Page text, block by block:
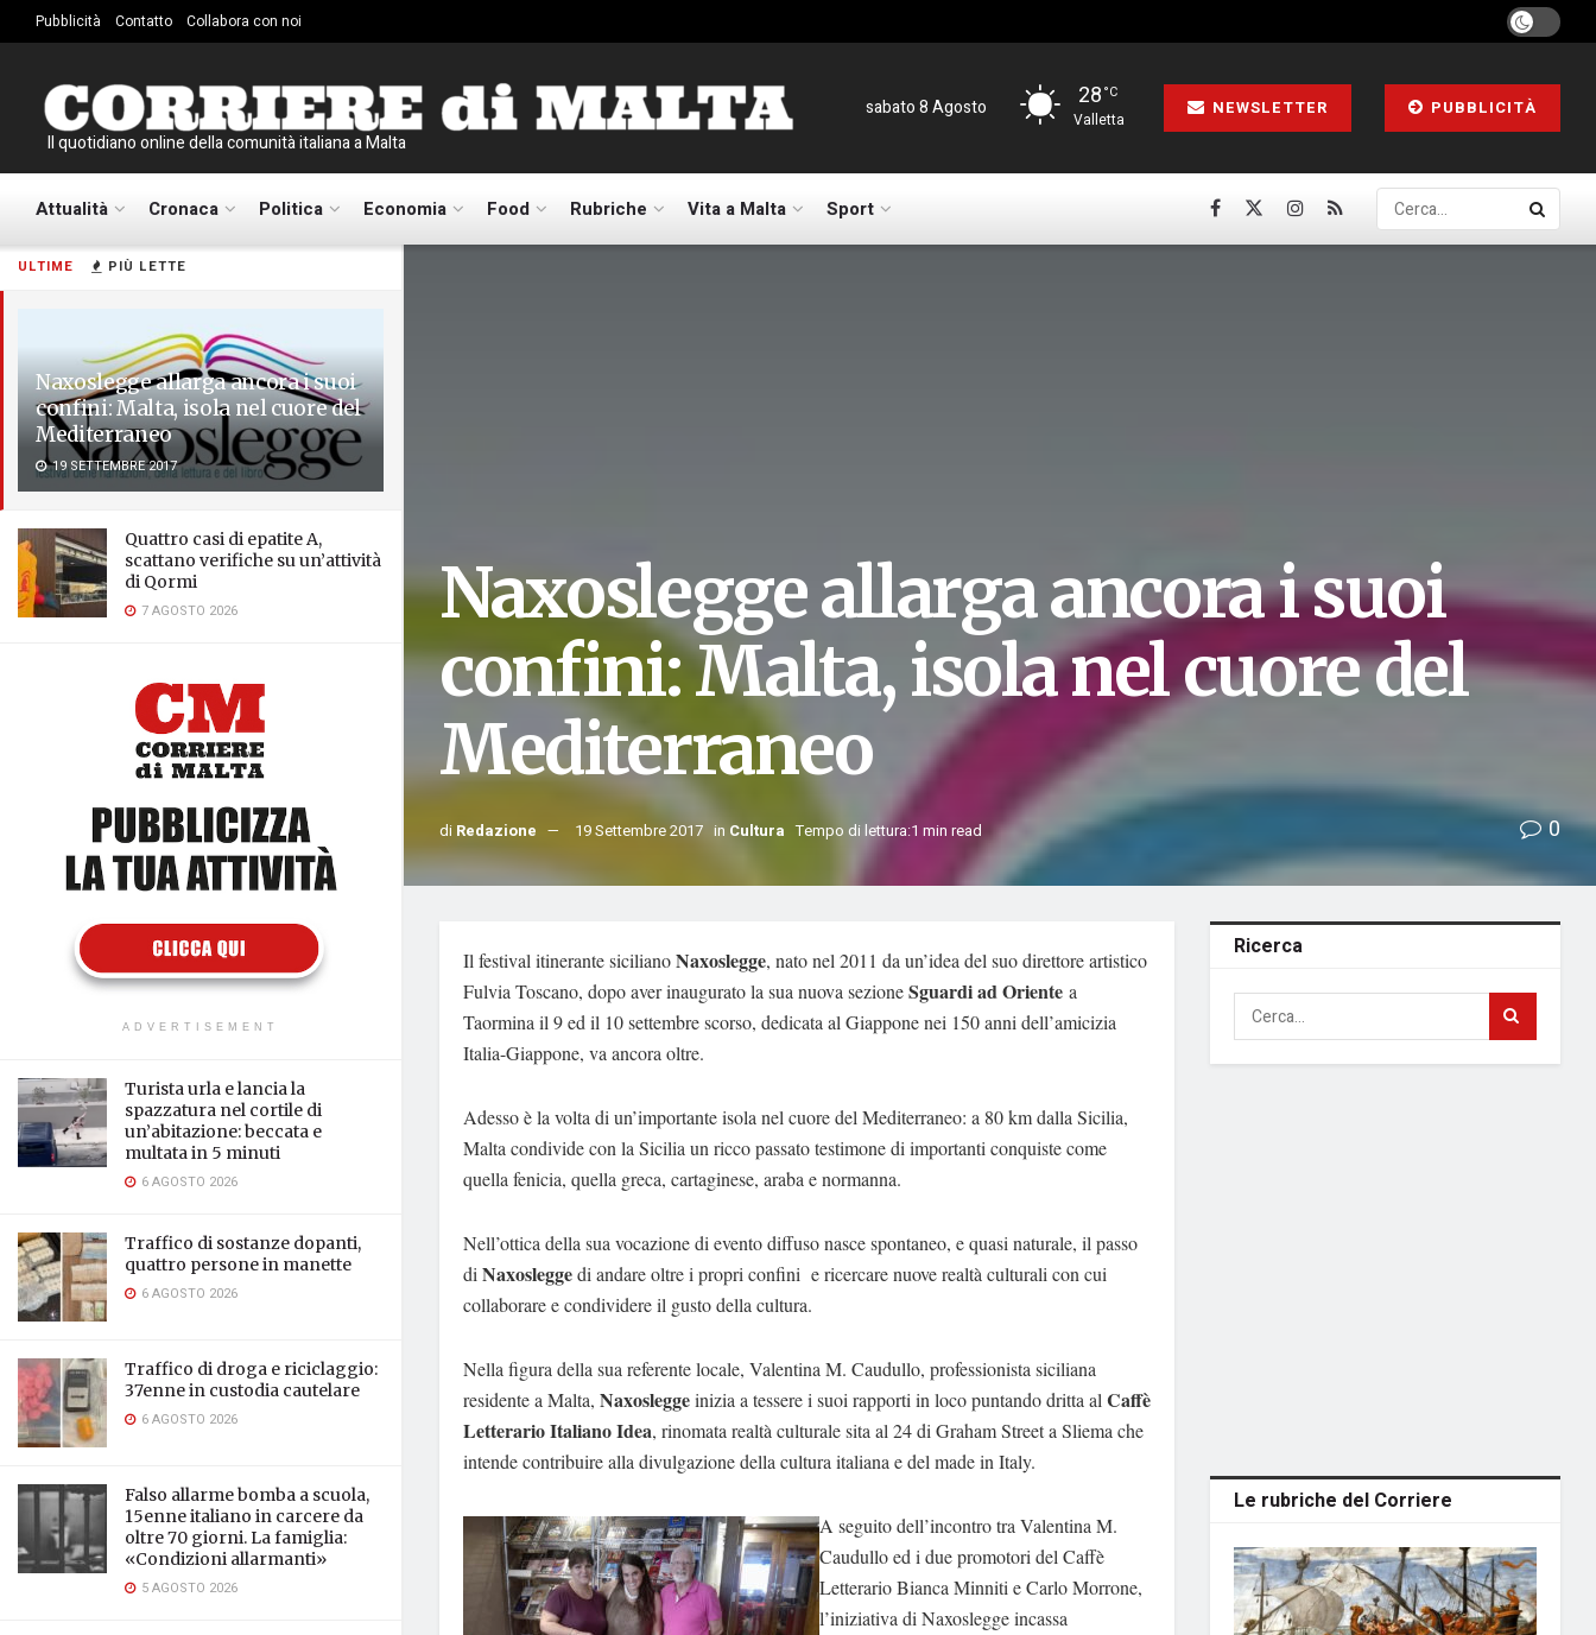
ULTIME PIÙ LETTE
Naxoslegge allarga ancora i suoi
confini: Malta, isola nel cuore del
Mediterraneo
19 SETTEMBRE 2017
Quattro casi di epatite A,
scattano verifiche su un’attività
di Qormi
7 AGOSTO 2026
ADVERTISEMENT
Turista urla e lancia la
spazzatura nel cortile di
un’abitazione: beccata e
multata in 5 minuti
6 AGOSTO 2026
Traffico di sostanze dopanti,
quattro persone in manette
6 AGOSTO 2026
Traffico di droga e riciclaggio:
37enne in custodia cautelare
6 AGOSTO 2026
Falso allarme bomba a scuola,
15enne italiano in carcere da
oltre 70 giorni. La famiglia:
«Condizioni allarmanti»
5 AGOSTO 2026
Pubblicità Contatto Collabora con noi
Il quotidiano online della comunità italiana a Malta
sabato 8 Agosto 28°C
Valletta
NEWSLETTER PUBBLICITÀ
Attualità Cronaca Politica Economia Food Rubriche Vita a Malta Sport
Naxoslegge allarga ancora i suoi
confini: Malta, isola nel cuore del
Mediterraneo
di Redazione 19 Settembre 2017 in Cultura Tempo di lettura:1 min read 0
Il festival itinerante sicilianoNaxoslegge, nato nel 2011 da un’idea del suo direttore artistico
Fulvia Toscano, dopo aver inaugurato la sua nuova sezioneSguardi ad Oriente a
Taormina il 9 ed il 10 settembre scorso, dedicata al Giappone nei 150 anni dell’amicizia
Italia-Giappone, va ancora oltre.
Adesso è la volta di un’importante isola nel cuore del Mediterraneo: a 80 km dalla Sicilia,
Malta condivide con la Sicilia un ricco passato testimone di importanti conquiste come
quella fenicia, quella greca, cartaginese, araba e normanna.
Nell’ottica della sua vocazione di evento diffuso nasce spontaneo, e quasi naturale, il passo
di Naxosleggedi andare oltre i propri confini e ricercare nuove realtà culturali con cui
collaborare e condividere il gusto della cultura.
Nella figura della sua referente locale, Valentina M. Caudullo, professionista siciliana
residente a Malta, Naxosleggeinizia a tessere i suoi rapporti in loco puntando dritta al Caffè
Letterario Italiano Idea, rinomata realtà culturale sita al 24 di Graham Street a Sliema che
intende contribuire alla divulgazione della cultura italiana e del made in Italy.
A seguito dell’incontro tra Valentina M.
Caudullo ed i due promotori del Caffè
Letterario Bianca Minniti e Carlo Morrone,
l’iniziativa di Naxoslegge incassa
Ricerca
Le rubriche del Corriere